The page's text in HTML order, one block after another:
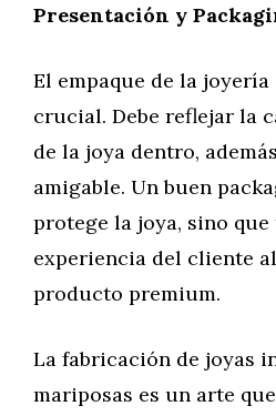
Presentación y
El empaque de la
crucial. Debe reflejar la
de la joya dentro,
amigable. Un buen
protege la joya, sino
experiencia del cliente
producto premium.
La fabricación de joyas
mariposas es un arte